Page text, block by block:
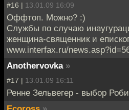
#16 | 13.01.09 16:09
Оффтоп. Можно? :)
Cлужбы по случаю
женщина-священник и
www.interfax.ru/
Anothervovka »
#17 | 13.01.09 16:11
Ренне Зельвегер - выбор